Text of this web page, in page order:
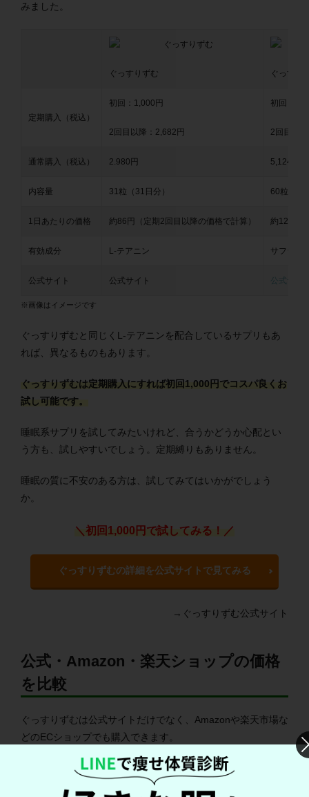
みました。
ぐっすりずむ ぐっすり
定期購入（税込）
初回：1,000円
2回目以降：2,682円
初回：
2回目以
通常購入（税込） 2.980円 5,124円
内容量 31粒（31日分） 60粒（30
1日あたりの価格 約86円（定期2回目以降の価格で計算） 約125円
有効成分 L-テアニン サフラン
公式サイト 公式サイト 公式サイ
※画像はイメージです
ぐっすりずむと同じくL-テアニンを配合しているサプリもあ
れば、異なるものもあります。
ぐっすりずむは定期購入にすれば初回1,000円でコスパ良くお
試し可能です。
睡眠系サプリを試してみたいけれど、合うかどうか心配とい
う方も、試しやすいでしょう。 定期縛りもありません。
睡眠の質に不安のある方は、試してみてはいかがでしょう
か。
＼初回1,000円で試してみる！／
ぐっすりずむの詳細を公式サイトで見てみる
→ぐっすりずむ公式サイト
公式・Amazon・楽天ショップの価格
を比較
ぐっすりずむは公式サイトだけでなく、Amazonや楽天市場な
どのECショップでも購入できます。
サイトによって販売価格が異なるため、あらかじめお得なサ
イトを確認しておきましょう。